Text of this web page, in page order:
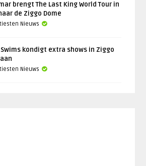
brengt The Last King World Tour in
de Ziggo Dome
Nieuws
Swims kondigt extra shows in Ziggo
Nieuws